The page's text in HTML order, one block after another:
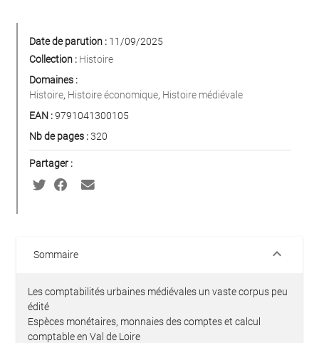
Date de parution : 11/09/2025
Collection : Histoire
Domaines :
Histoire, Histoire économique, Histoire médiévale
EAN :9791041300105
Nb de pages :320
Partager :
Sommaire keyboard_arrow_down
Les comptabilités urbaines médiévales un vaste corpus peu
édité
Espèces monétaires, monnaies des comptes et calcul
comptable en Val de Loire